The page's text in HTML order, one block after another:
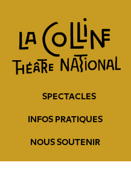
contenu
principal
entête
SPECTACLES
INFOS PRATIQUES
NOUS SOUTENIR
principale